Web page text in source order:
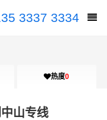
3337 3334
热度0
山专线